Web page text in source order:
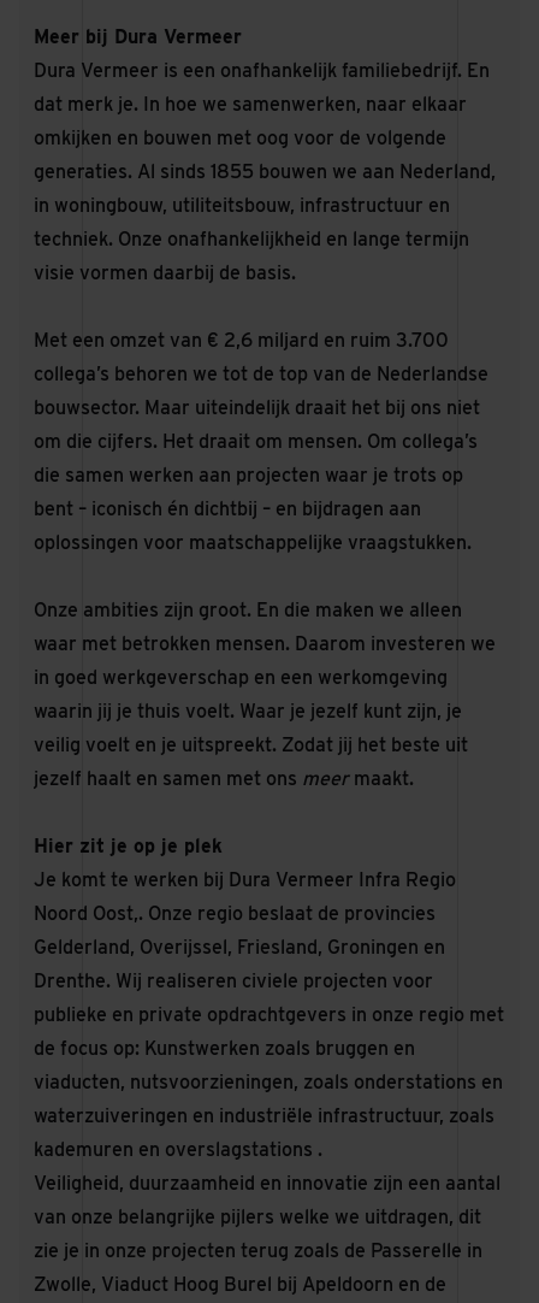
Meer bij Dura Vermeer
Dura Vermeer is een onafhankelijk familiebedrijf. En
dat merk je. In hoe we samenwerken, naar elkaar
omkijken en bouwen met oog voor de volgende
generaties. Al sinds 1855 bouwen we aan Nederland,
in woningbouw, utiliteitsbouw, infrastructuur en
techniek. Onze onafhankelijkheid en lange termijn
visie vormen daarbij de basis.
Met een omzet van € 2,6 miljard en ruim 3.700
collega’s behoren we tot de top van de Nederlandse
bouwsector. Maar uiteindelijk draait het bij ons niet
om die cijfers. Het draait om mensen. Om collega’s
die samen werken aan projecten waar je trots op
bent – iconisch én dichtbij – en bijdragen aan
oplossingen voor maatschappelijke vraagstukken.
Onze ambities zijn groot. En die maken we alleen
waar met betrokken mensen. Daarom investeren we
in goed werkgeverschap en een werkomgeving
waarin jij je thuis voelt. Waar je jezelf kunt zijn, je
veilig voelt en je uitspreekt. Zodat jij het beste uit
jezelf haalt en samen met ons meermaakt.
Hier zit je op je plek
Je komt te werken bij Dura Vermeer Infra Regio
Noord Oost,. Onze regio beslaat de provincies
Gelderland, Overijssel, Friesland, Groningen en
Drenthe. Wij realiseren civiele projecten voor
publieke en private opdrachtgevers in onze regio met
de focus op: Kunstwerken zoals bruggen en
viaducten, nutsvoorzieningen, zoals onderstations en
waterzuiveringen en industriële infrastructuur, zoals
kademuren en overslagstations .
Veiligheid, duurzaamheid en innovatie zijn een aantal
van onze belangrijke pijlers welke we uitdragen, dit
zie je in onze projecten terug zoals de Passerelle in
Zwolle, Viaduct Hoog Burel bij Apeldoorn en de